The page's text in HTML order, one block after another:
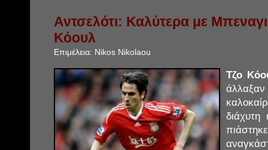
Αντσελότι: Καλύτερα με
Κόουλ
Επιμέλεια: Nikos Nikolaou
Τζο